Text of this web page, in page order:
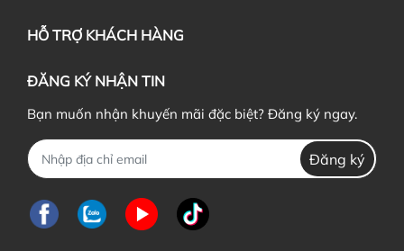
HỖ TRỢ KHÁCH HÀNG
ĐĂNG KÝ NHẬN TIN
Bạn muốn nhận khuyến mãi đặc biệt? Đăng ký ngay.
Đăng ký